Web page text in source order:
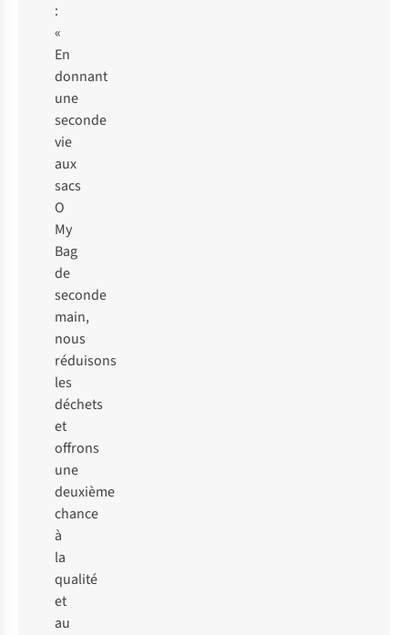
:
«
En
donnant
une
seconde
vie
aux
sacs
O
My
Bag
de
seconde
main,
nous
réduisons
les
déchets
et
offrons
une
deuxième
chance
à
la
qualité
et
au